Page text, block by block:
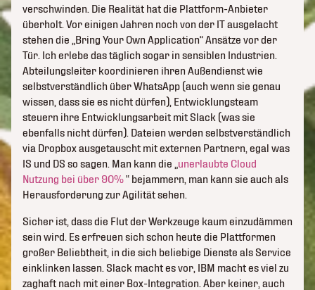
verschwinden. Die Realität hat die Plattform-Anbieter
überholt. Vor einigen Jahren noch von der IT ausgelacht
stehen die „Bring Your Own Application“ Ansätze vor der
Tür. Ich erlebe das täglich sogar in sensiblen Industrien.
Abteilungsleiter koordinieren ihren Außendienst wie
selbstverständlich über WhatsApp (auch wenn sie genau
wissen, dass sie es nicht dürfen), Entwicklungsteam
steuern ihre Entwicklungsarbeit mit Slack (was sie
ebenfalls nicht dürfen). Dateien werden selbstverständlich
via Dropbox ausgetauscht mit externen Partnern, egal was
IS und DS so sagen. Man kann die „ unerlaubte Cloud
Nutzung bei über 90%“ bejammern, man kann sie auch als
Herausforderung zur Agilität sehen.
Sicher ist, dass die Flut der Werkzeuge kaum einzudämmen
sein wird. Es erfreuen sich schon heute die Plattformen
großer Beliebtheit, in die sich beliebige Dienste als Service
einklinken lassen. Slack macht es vor, IBM macht es viel zu
zaghaft nach mit einer Box-Integration. Aber keiner, auch